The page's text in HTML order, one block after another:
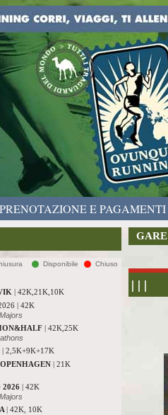
PRENOTAZIONE E PAGAMENTI
Disponibile Chiuso
| 42K,21K,10K
| 42K
| 42K,25K
2,5K+9K+17K
| 21K
2026 | 42K
| 42K, 10K
GARE
| | |